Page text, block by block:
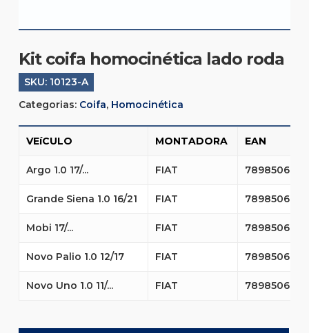
Kit coifa homocinética lado roda
SKU: 10123-A
Categorias: Coifa, Homocinética
VEíCULO MONTADORA EAN
Argo 1.0 17/... FIAT
Grande Siena 1.0 16/21 FIAT
Mobi 17/... FIAT
Novo Palio 1.0 12/17 FIAT
Novo Uno 1.0 11/... FIAT